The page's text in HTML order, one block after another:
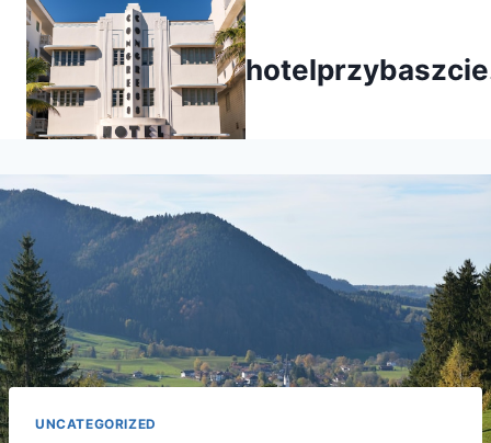
Przejdź
treści
UNCATEGORIZED